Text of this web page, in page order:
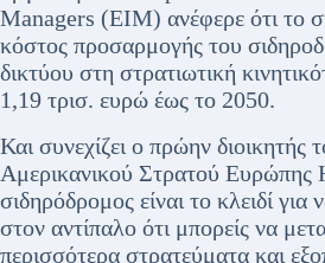
Managers (EIM) ανέφερε ότι το
κόστος προσαρμογής του
δικτύου στη στρατιωτική
1,19 τρισ. ευρώ έως το 2050.
Και συνεχίζει ο πρώην διοικητής
Αμερικανικού Στρατού
σιδηρόδρομος είναι το κλειδί για
στον αντίπαλο ότι μπορείς να
περισσότερα στρατεύματα και